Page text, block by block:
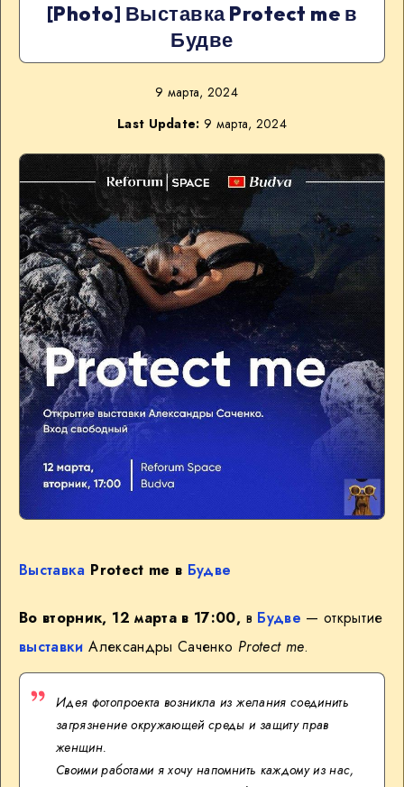
[Photo] Выставка Protect me в
Будве
9 марта, 2024
Last Update: 9 марта, 2024
Выставка Protect me в Будве
Во вторник, 12 марта в 17:00, в Будве — открытие
выставки Александры Саченко Protect me.
Идея фотопроекта возникла из желания соединить
загрязнение окружающей среды и защиту прав
женщин.
Своими работами я хочу напомнить каждому из нас,